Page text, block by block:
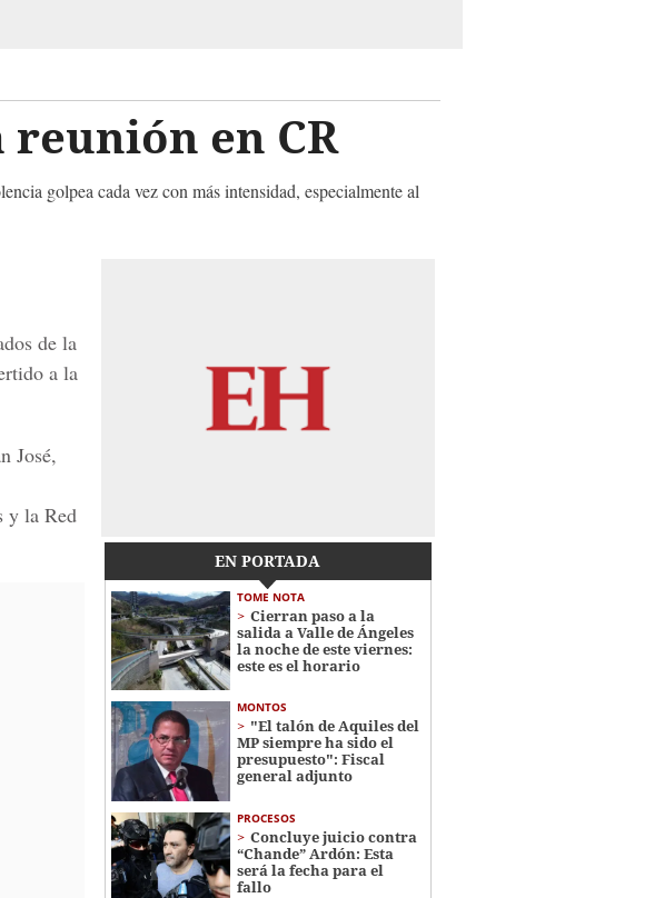
en CR
golpea cada vez con más intensidad, especialmente al
de la
a la
José,
y la Red
EN PORTADA
TOME NOTA
Cierran paso a la
salida a Valle de Ángeles
la noche de este viernes:
este es el horario
MONTOS
"El talón de Aquiles del
MP siempre ha sido el
presupuesto": Fiscal
general adjunto
PROCESOS
Concluye juicio contra
“Chande” Ardón: Esta
será la fecha para el
fallo